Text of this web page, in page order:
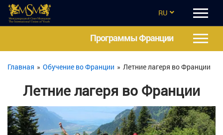
RU
CZ
ES
TR
Программы Франции
Главная » Обучение во Франции » Летние лагеря во Франции
Летние лагеря во Франции